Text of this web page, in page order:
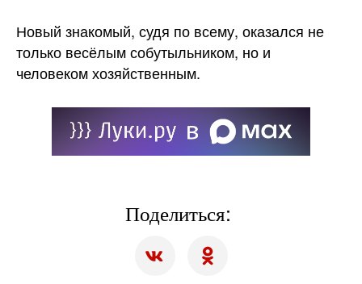
Новый знакомый, судя по всему, оказался не
только весёлым собутыльником, но и
человеком хозяйственным.
Поделиться: